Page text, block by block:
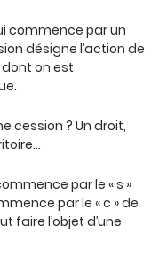
commence par un
désigne l’action de
on est
cession ? Un droit,
par le « s »
par le « c » de
faire l’objet d’une